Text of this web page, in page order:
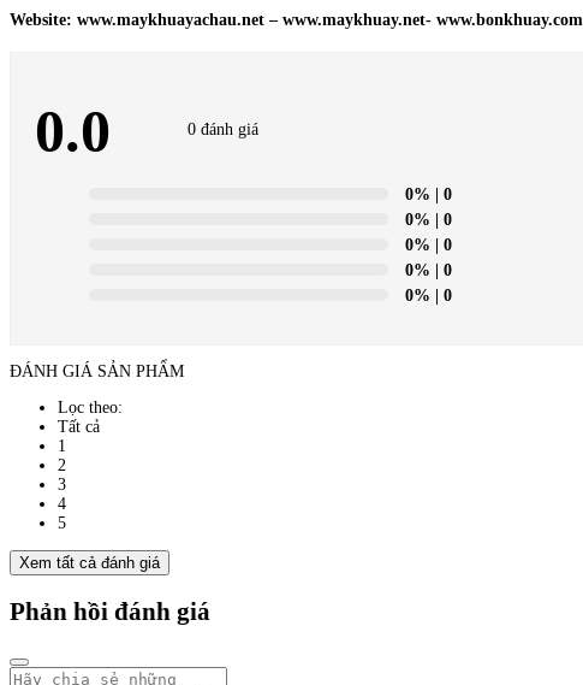
Website: www.maykhuayachau.net – www.maykhuay.net- www.bonkhuay.com
0.0 0 đánh giá
0% | 0
0% | 0
0% | 0
0% | 0
0% | 0
ĐÁNH GIÁ SẢN PHẨM
Lọc theo:
Tất cả
1
2
3
4
5
Xem tất cả đánh giá
Phản hồi đánh giá